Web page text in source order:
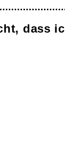
dass